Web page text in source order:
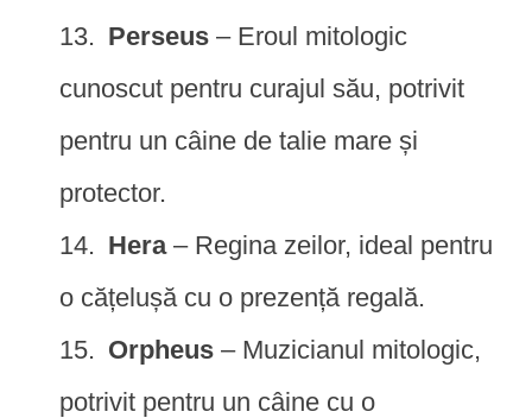
Perseus – Eroul mitologic
cunoscut pentru curajul său, potrivit
pentru un câine de talie mare și
protector.
Hera– Regina zeilor, ideal pentru
o cățelușă cu o prezență regală.
Orpheus – Muzicianul mitologic,
potrivit pentru un câine cu o